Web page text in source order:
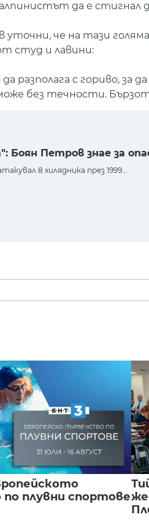
да е стигнал
че на тази
студ и лавини:
разполага с гориво,
без течности.
Боян Петров знае за
8 хилядника през 1999...
плувни спортове